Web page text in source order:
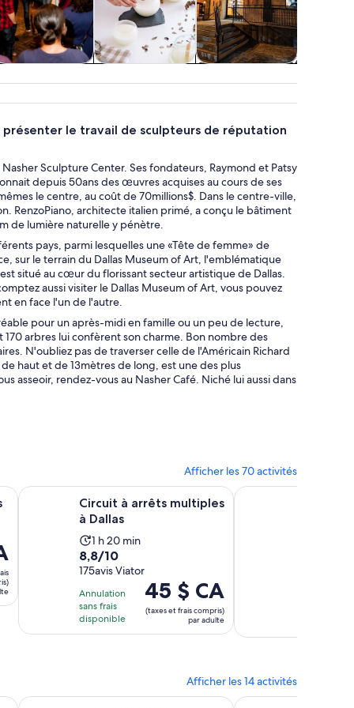
et vie nocturne
présenter le travail de sculpteurs de réputation
Sculpture Center. Ses fondateurs, Raymond et Patsy
depuis 50ans des œuvres acquises au cours de ses
le centre, au coût de 70millions$. Dans le centre-ville,
RenzoPiano, architecte italien primé, a conçu le bâtiment
de lumière naturelle y pénètre.
pays, parmi lesquelles une «Tête de femme» de
sur le terrain du Dallas Museum of Art, l'emblématique
situé au cœur du florissant secteur artistique de Dallas.
aussi visiter le Dallas Museum of Art, vous pouvez
en face l'un de l'autre.
pour un après-midi en famille ou un peu de lecture,
arbres lui confèrent son charme. Bon nombre des
N'oubliez pas de traverser celle de l'Américain Richard
haut et de 13mètres de long, est une des plus
asseoir, rendez-vous au Nasher Café. Niché lui aussi dans
Afficher les 70 activités
un nouvel onglet
Circuit à arrêts multiples
à Dallas
L’activité
dure
1 heure
et
20 minutes
1 h 20 min
8.8
sur
10
avec
175 avis
8,8/10
175avis Viator
Annulation
sans frais
disponible
Le
prix
est
de 45 $ CA.
45 $ CA
(taxes et frais compris)
par adulte
Circuit à arrêts multiples à Dallas S’ouvre dans un nouvel
Visite en tramway
Afficher les 14 activités
de l'Holocauste et des Droits de l'Ho...S’ouvre dans un
Visite à pied autoguidée en solo du centre-ville historique
Visite à pied du vrai